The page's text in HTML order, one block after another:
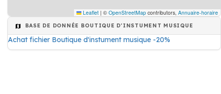
Leaflet | © OpenStreetMap contributors, Annuaire-horaire
BASE DE DONNÉE BOUTIQUE D'INSTUMENT MUSIQUE
Achat fichier Boutique d'instument musique -20%